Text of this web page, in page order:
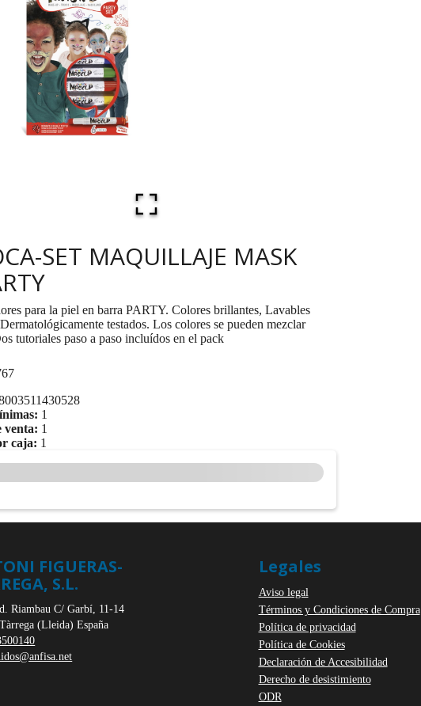
SET MAQUILLAJE MASK
para la piel en barra PARTY. Colores brillantes, Lavables
testados. Los colores se pueden mezclar
tutoriales paso a paso incluídos en el pack
1
venta: 1
caja: 1
FIGUERAS-
S.L.
Riambau C/ Garbí, 11-14
Tàrrega(Lleida) España
Legales
Aviso legal
Términos y Condiciones de Compra
Política de privacidad
Política de Cookies
Declaración de Accesibilidad
Derecho de desistimiento
ODR